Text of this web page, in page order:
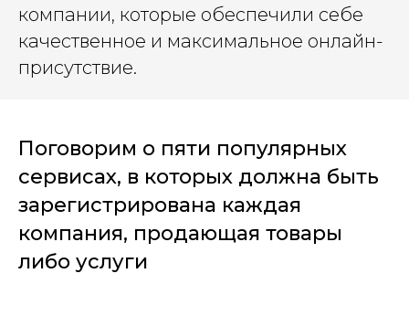
компании, которые обеспечили себе
качественное и максимальное онлайн-
присутствие.
Поговорим о пяти популярных
сервисах, в которых должна быть
зарегистрирована каждая
компания, продающая товары
либо услуги